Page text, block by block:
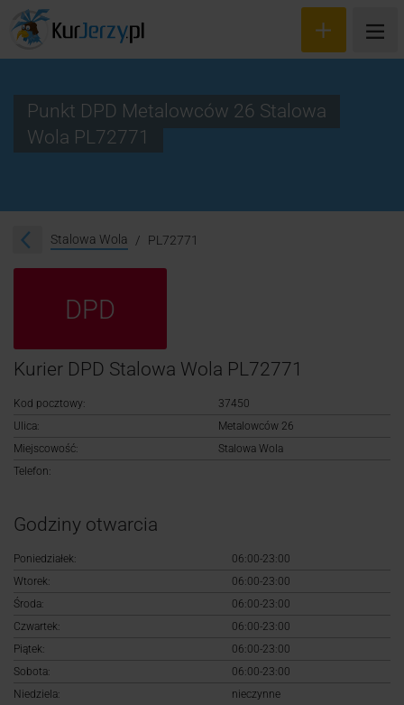
Śledzenie przesyłki
Logowanie
Punkt DPD Metalowców 26 Stalowa
Wola PL72771
Stalowa Wola PL72771
DPD
Kurier DPD Stalowa Wola PL72771
Kod pocztowy:
37450
Ulica:
Metalowców 26
Miejscowość:
Stalowa Wola
Telefon:
Godziny otwarcia
Poniedziałek:
06:00-23:00
Wtorek:
06:00-23:00
Środa:
06:00-23:00
Czwartek:
06:00-23:00
Piątek:
06:00-23:00
Sobota:
06:00-23:00
Niedziela:
nieczynne